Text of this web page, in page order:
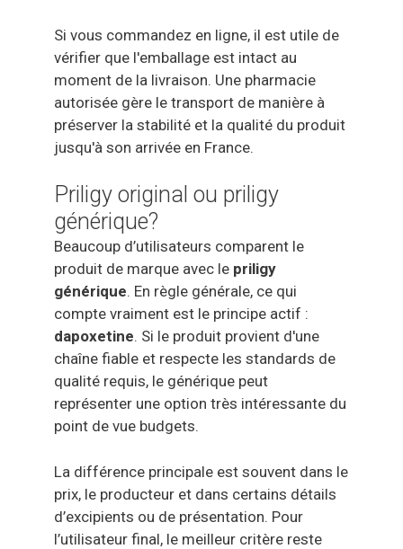
Si vous commandez en ligne, il est utile de
vérifier que l'emballage est intact au
moment de la livraison. Une pharmacie
autorisée gère le transport de manière à
préserver la stabilité et la qualité du produit
jusqu'à son arrivée en France.
Priligy original ou priligy
générique?
Beaucoup d’utilisateurs comparent le
produit de marque avec le priligy
générique. En règle générale, ce qui
compte vraiment est le principe actif :
dapoxetine. Si le produit provient d'une
chaîne fiable et respecte les standards de
qualité requis, le générique peut
représenter une option très intéressante du
point de vue budgets.
La différence principale est souvent dans le
prix, le producteur et dans certains détails
d’excipients ou de présentation. Pour
l’utilisateur final, le meilleur critère reste